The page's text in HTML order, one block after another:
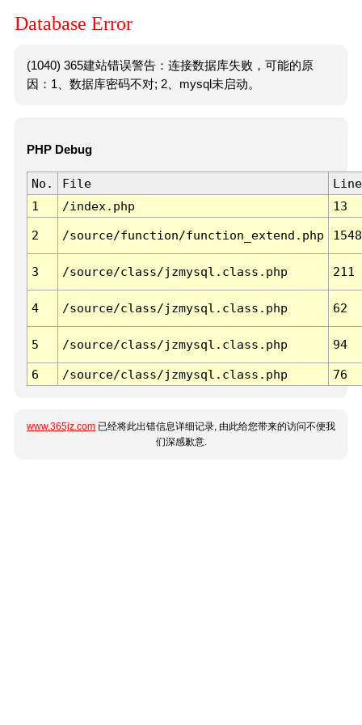
Database Error
(1040) 365建站错误警告：连接数据库失败，可能的原
因：1、数据库密码不对; 2、mysql未启动。
PHP Debug
No. File
Line
1
/index.php 13
2 /source/function/function_extend.php 1548
3 /source/class/jzmysql.class.php 211
4 /source/class/jzmysql.class.php 62
5 /source/class/jzmysql.class.php 94
6 /source/class/jzmysql.class.php 76
www.365jz.com 已经将此出错信息详细记录, 由此给您带来的访问不便我
们深感歉意.